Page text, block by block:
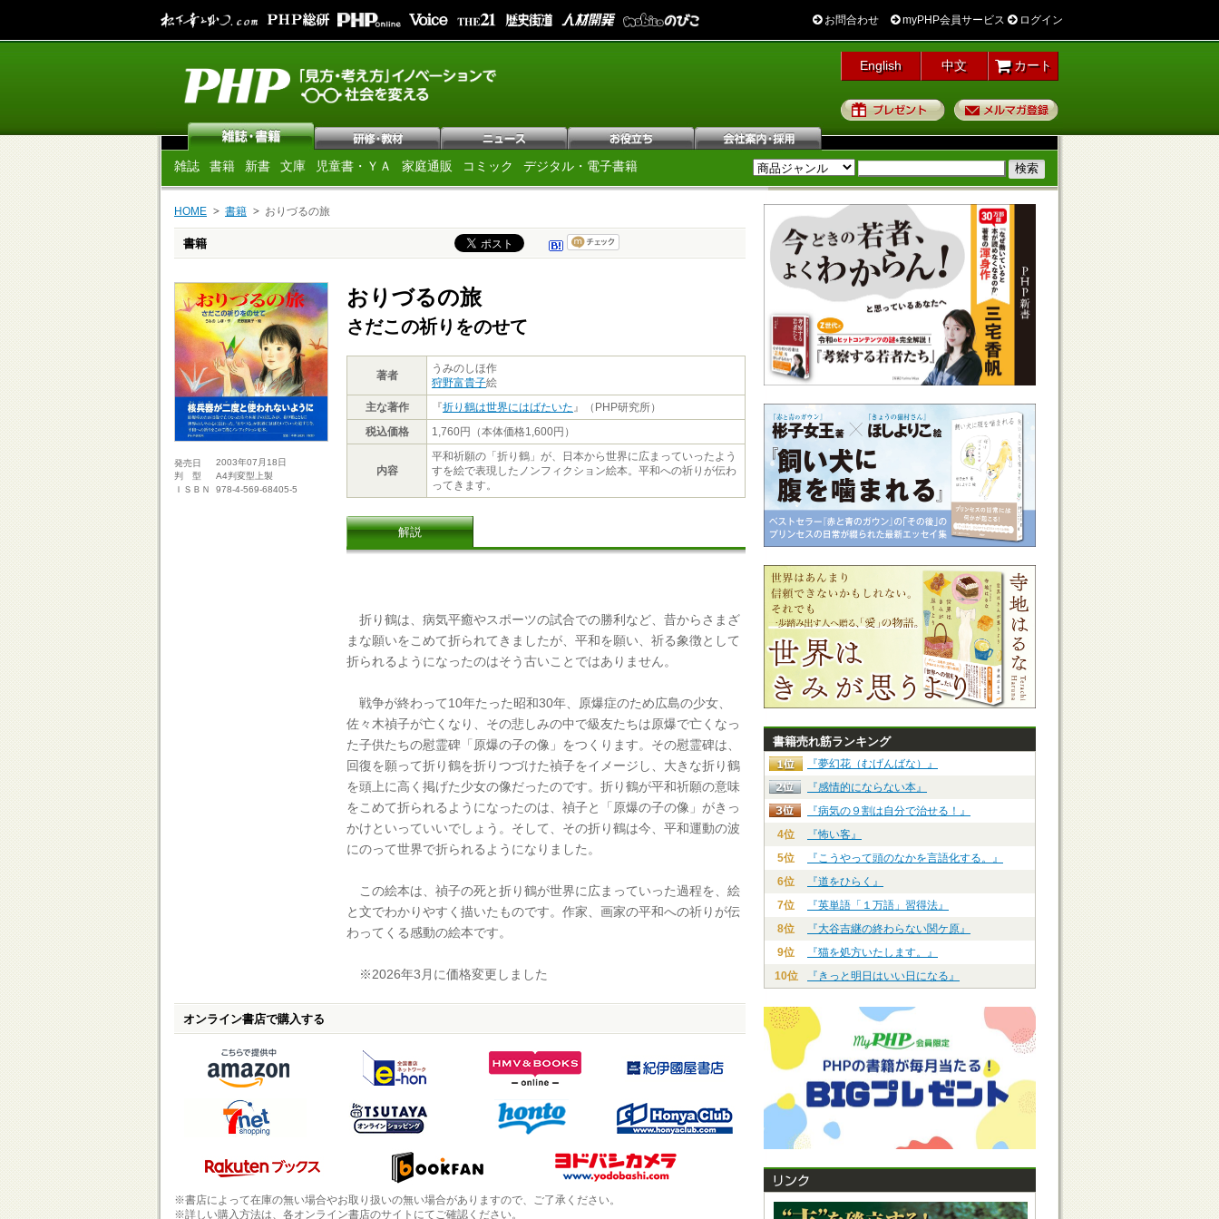
お問合わせ myPHP会員サービス ログイン
English 中文 カート
プレゼント
雑誌 書籍 新書 文庫 児童書・ＹＡ 家庭通販 コミック デジタル・電子書籍
HOME 書籍 おりづるの旅
書籍
発売日
2003年07月18日
判 型
A4判変型上製
ＩＳＢＮ
978-4-569-68405-5
おりづるの旅
さだこの祈りをのせて
著者
うみのしほ作
狩野富貴子絵
主な著作
『折り鶴は世界にはばたいた 』（PHP研究所）
税込価格
1,760円（本体価格1,600円）
内容
平和祈願の「折り鶴」が、日本から世界に広まっていったよう
すを絵で表現したノンフィクション絵本。平和への祈りが伝わ
ってきます。
解説
折り鶴は、病気平癒やスポーツの試合での勝利など、昔からさまざ
まな願いをこめて折られてきましたが、平和を願い、祈る象徴として
折られるようになったのはそう古いことではありません。
戦争が終わって10年たった昭和30年、原爆症のため広島の少女、
佐々木禎子が亡くなり、その悲しみの中で級友たちは原爆で亡くなっ
た子供たちの慰霊碑「原爆の子の像」をつくります。その慰霊碑は、
回復を願って折り鶴を折りつづけた禎子をイメージし、大きな折り鶴
を頭上に高く掲げた少女の像だったのです。折り鶴が平和祈願の意味
をこめて折られるようになったのは、禎子と「原爆の子の像」がきっ
かけといっていいでしょう。そして、その折り鶴は今、平和運動の波
にのって世界で折られるようになりました。
この絵本は、禎子の死と折り鶴が世界に広まっていった過程を、絵
と文でわかりやすく描いたものです。作家、画家の平和への祈りが伝
わってくる感動の絵本です。
※2026年3月に価格変更しました
オンライン書店で購入する
※書店によって在庫の無い場合やお取り扱いの無い場合がありますので、ご了承ください。
※詳しい購入方法は、各オンライン書店のサイトにてご確認ください。
書籍売れ筋ランキング
『夢幻花（むげんばな）』
『感情的にならない本』
『病気の９割は自分で治せる！』
4位
『怖い客』
5位
『こうやって頭のなかを言語化する。』
6位
『道をひらく』
7位
『英単語「１万語」習得法』
8位
『大谷吉継の終わらない関ケ原』
9位
『猫を処方いたします。』
10位
『きっと明日はいい日になる』